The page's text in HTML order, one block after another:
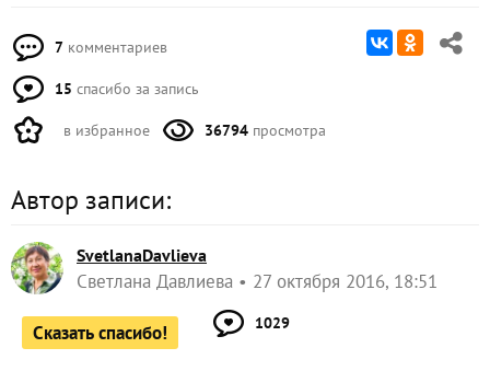
7 комментариев
15 спасибо за запись
в избранное 36794 просмотра
Автор записи:
SvetlanaDavlieva
Светлана Давлиева 27 октября 2016, 18:51
Сказать спасибо! 1029